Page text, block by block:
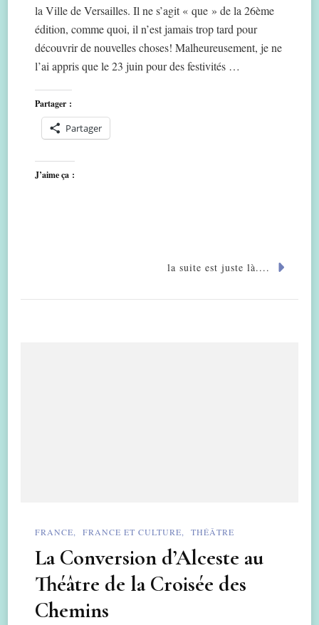
la Ville de Versailles. Il ne s’agit « que » de la 26ème
édition, comme quoi, il n’est jamais trop tard pour
découvrir de nouvelles choses! Malheureusement, je ne
l’ai appris que le 23 juin pour des festivités …
Partager :
Partager
J’aime ça :
la suite est juste là....
FRANCE FRANCE ET CULTURE THÉÂTRE
La Conversion d’Alceste au
Théâtre de la Croisée des
Chemins